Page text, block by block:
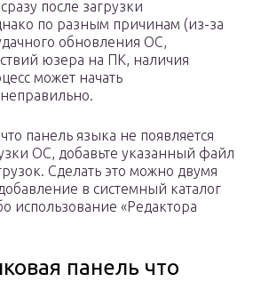
после загрузки
по разным причинам (из-за
обновления ОС,
юзера на ПК, наличия
может начать
панель языка не появляется
ОС, добавьте указанный файл
Сделать это можно двумя
в системный каталог
использование «Редактора
панель что